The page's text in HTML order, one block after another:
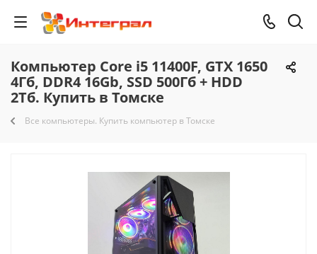
Компьютер Core i5 11400F, GTX 1650
4Гб, DDR4 16Gb, SSD 500Гб + HDD
2Тб. Купить в Томске
Все компьютеры. Купить компьютер в Томске